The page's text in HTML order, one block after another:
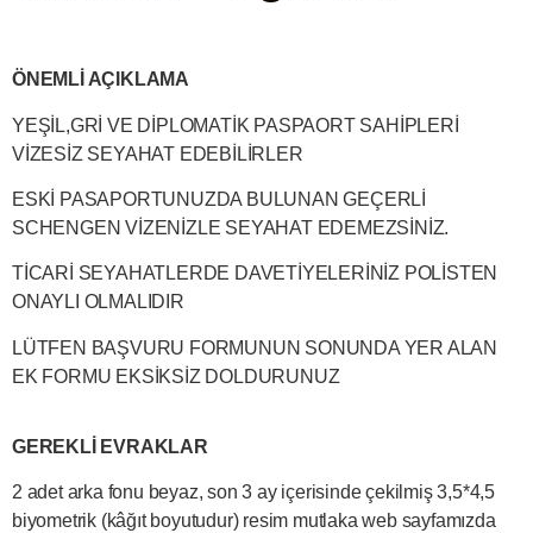
ÖNEMLİ AÇIKLAMA
YEŞİL,GRİ VE DİPLOMATİK PASPAORT SAHİPLERİ
VİZESİZ SEYAHAT EDEBİLİRLER
ESKİ PASAPORTUNUZDA BULUNAN GEÇERLİ
SCHENGEN VİZENİZLE SEYAHAT EDEMEZSİNİZ.
TİCARİ SEYAHATLERDE DAVETİYELERİNİZ POLİSTEN
ONAYLI OLMALIDIR
LÜTFEN BAŞVURU FORMUNUN SONUNDA YER ALAN
EK FORMU EKSİKSİZ DOLDURUNUZ
GEREKLİ EVRAKLAR
2 adet arka fonu beyaz, son 3 ay içerisinde çekilmiş 3,5*4,5
biyometrik (kâğıt boyutudur) resim mutlaka web sayfamızda